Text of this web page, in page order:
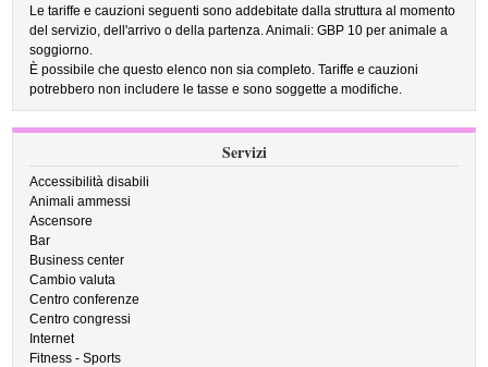
Le tariffe e cauzioni seguenti sono addebitate dalla struttura al momento
del servizio, dell'arrivo o della partenza. Animali: GBP 10 per animale a
soggiorno.
È possibile che questo elenco non sia completo. Tariffe e cauzioni
potrebbero non includere le tasse e sono soggette a modifiche.
Servizi
Accessibilità disabili
Animali ammessi
Ascensore
Bar
Business center
Cambio valuta
Centro conferenze
Centro congressi
Internet
Fitness - Sports